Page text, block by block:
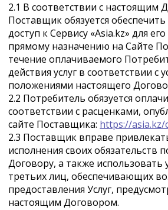
2.1 В соответствии с настоящим
Поставщик обязуется
доступ к Сервису «Asia.kz» для
прямому назначению на Сайте
течение оплачиваемого
действия услуг в соответствии с
положениями настоящего
2.2 Потребитель обязуется
соответствии с расценками,
сайте Поставщика: https://
2.3 Поставщик вправе
исполнения своих обязательств
Договору, а также использовать
третьих лиц, обеспечивающих
предоставления Услуг,
настоящим Договором.